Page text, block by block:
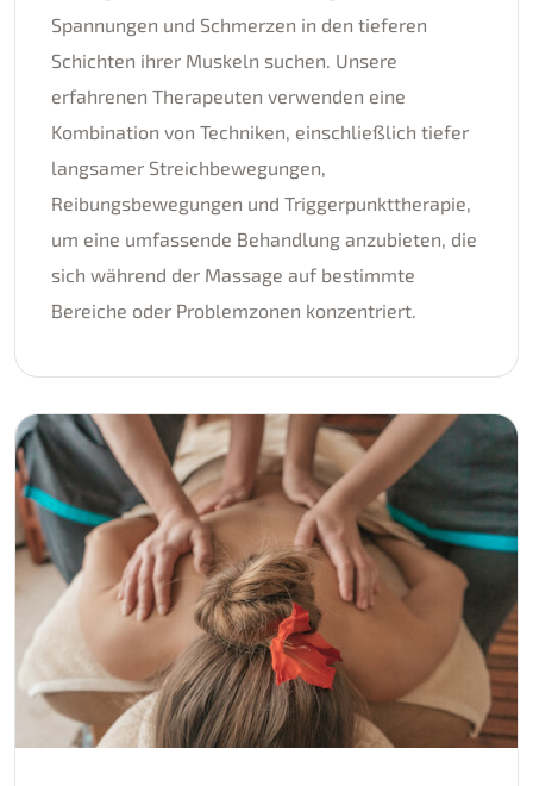
Spannungen und Schmerzen in den tieferen
Schichten ihrer Muskeln suchen. Unsere
erfahrenen Therapeuten verwenden eine
Kombination von Techniken, einschließlich tiefer
langsamer Streichbewegungen,
Reibungsbewegungen und Triggerpunkttherapie,
um eine umfassende Behandlung anzubieten, die
sich während der Massage auf bestimmte
Bereiche oder Problemzonen konzentriert.